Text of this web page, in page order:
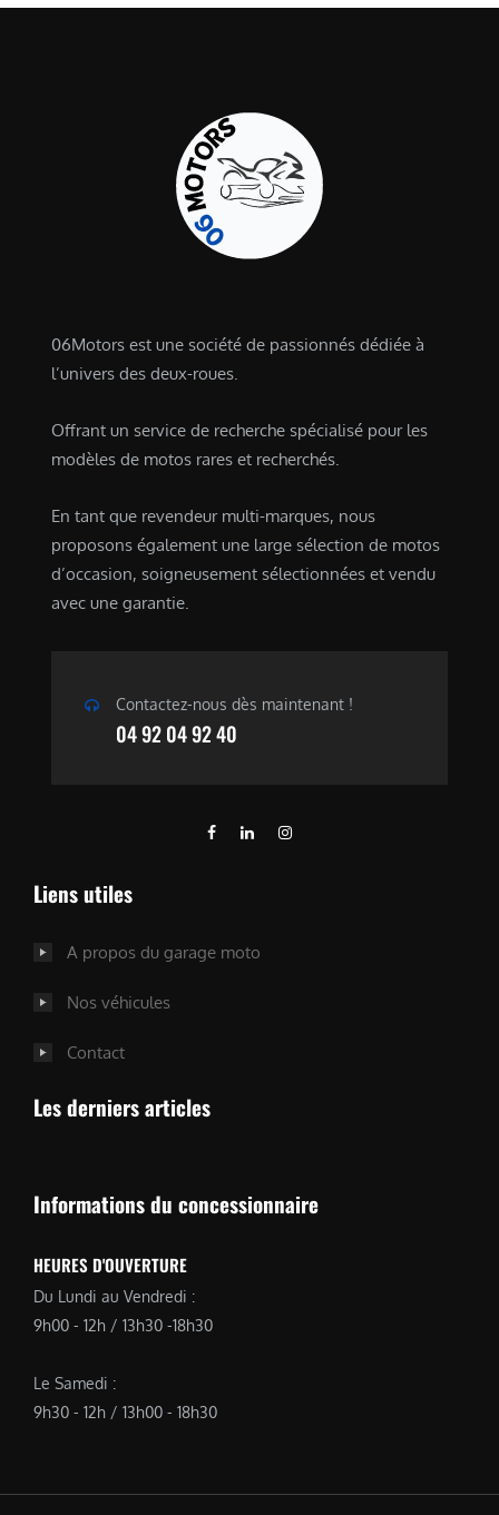
06Motors est une société de passionnés dédiée à
l’univers des deux-roues.
Offrant un service de recherche spécialisé pour les
modèles de motos rares et recherchés.
En tant que revendeur multi-marques, nous
proposons également une large sélection de motos
d’occasion, soigneusement sélectionnées et vendu
avec une garantie.
Contactez-nous dès maintenant !
04 92 04 92 40
Liens utiles
A propos du garage moto
Nos véhicules
Contact
Les derniers articles
Informations du concessionnaire
HEURES D'OUVERTURE
Du Lundi au Vendredi :
9h00 - 12h / 13h30 -18h30
Le Samedi :
9h30 - 12h / 13h00 - 18h30